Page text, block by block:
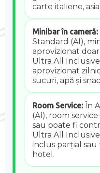
carte italiene,
Minibar în cameră:
Standard (AI),
aprovizionat
Ultra All
aprovizionat
sucuri, apă și
Room Service:În
(AI), room
sau poate fi
Ultra All
inclus parțial
hotel.